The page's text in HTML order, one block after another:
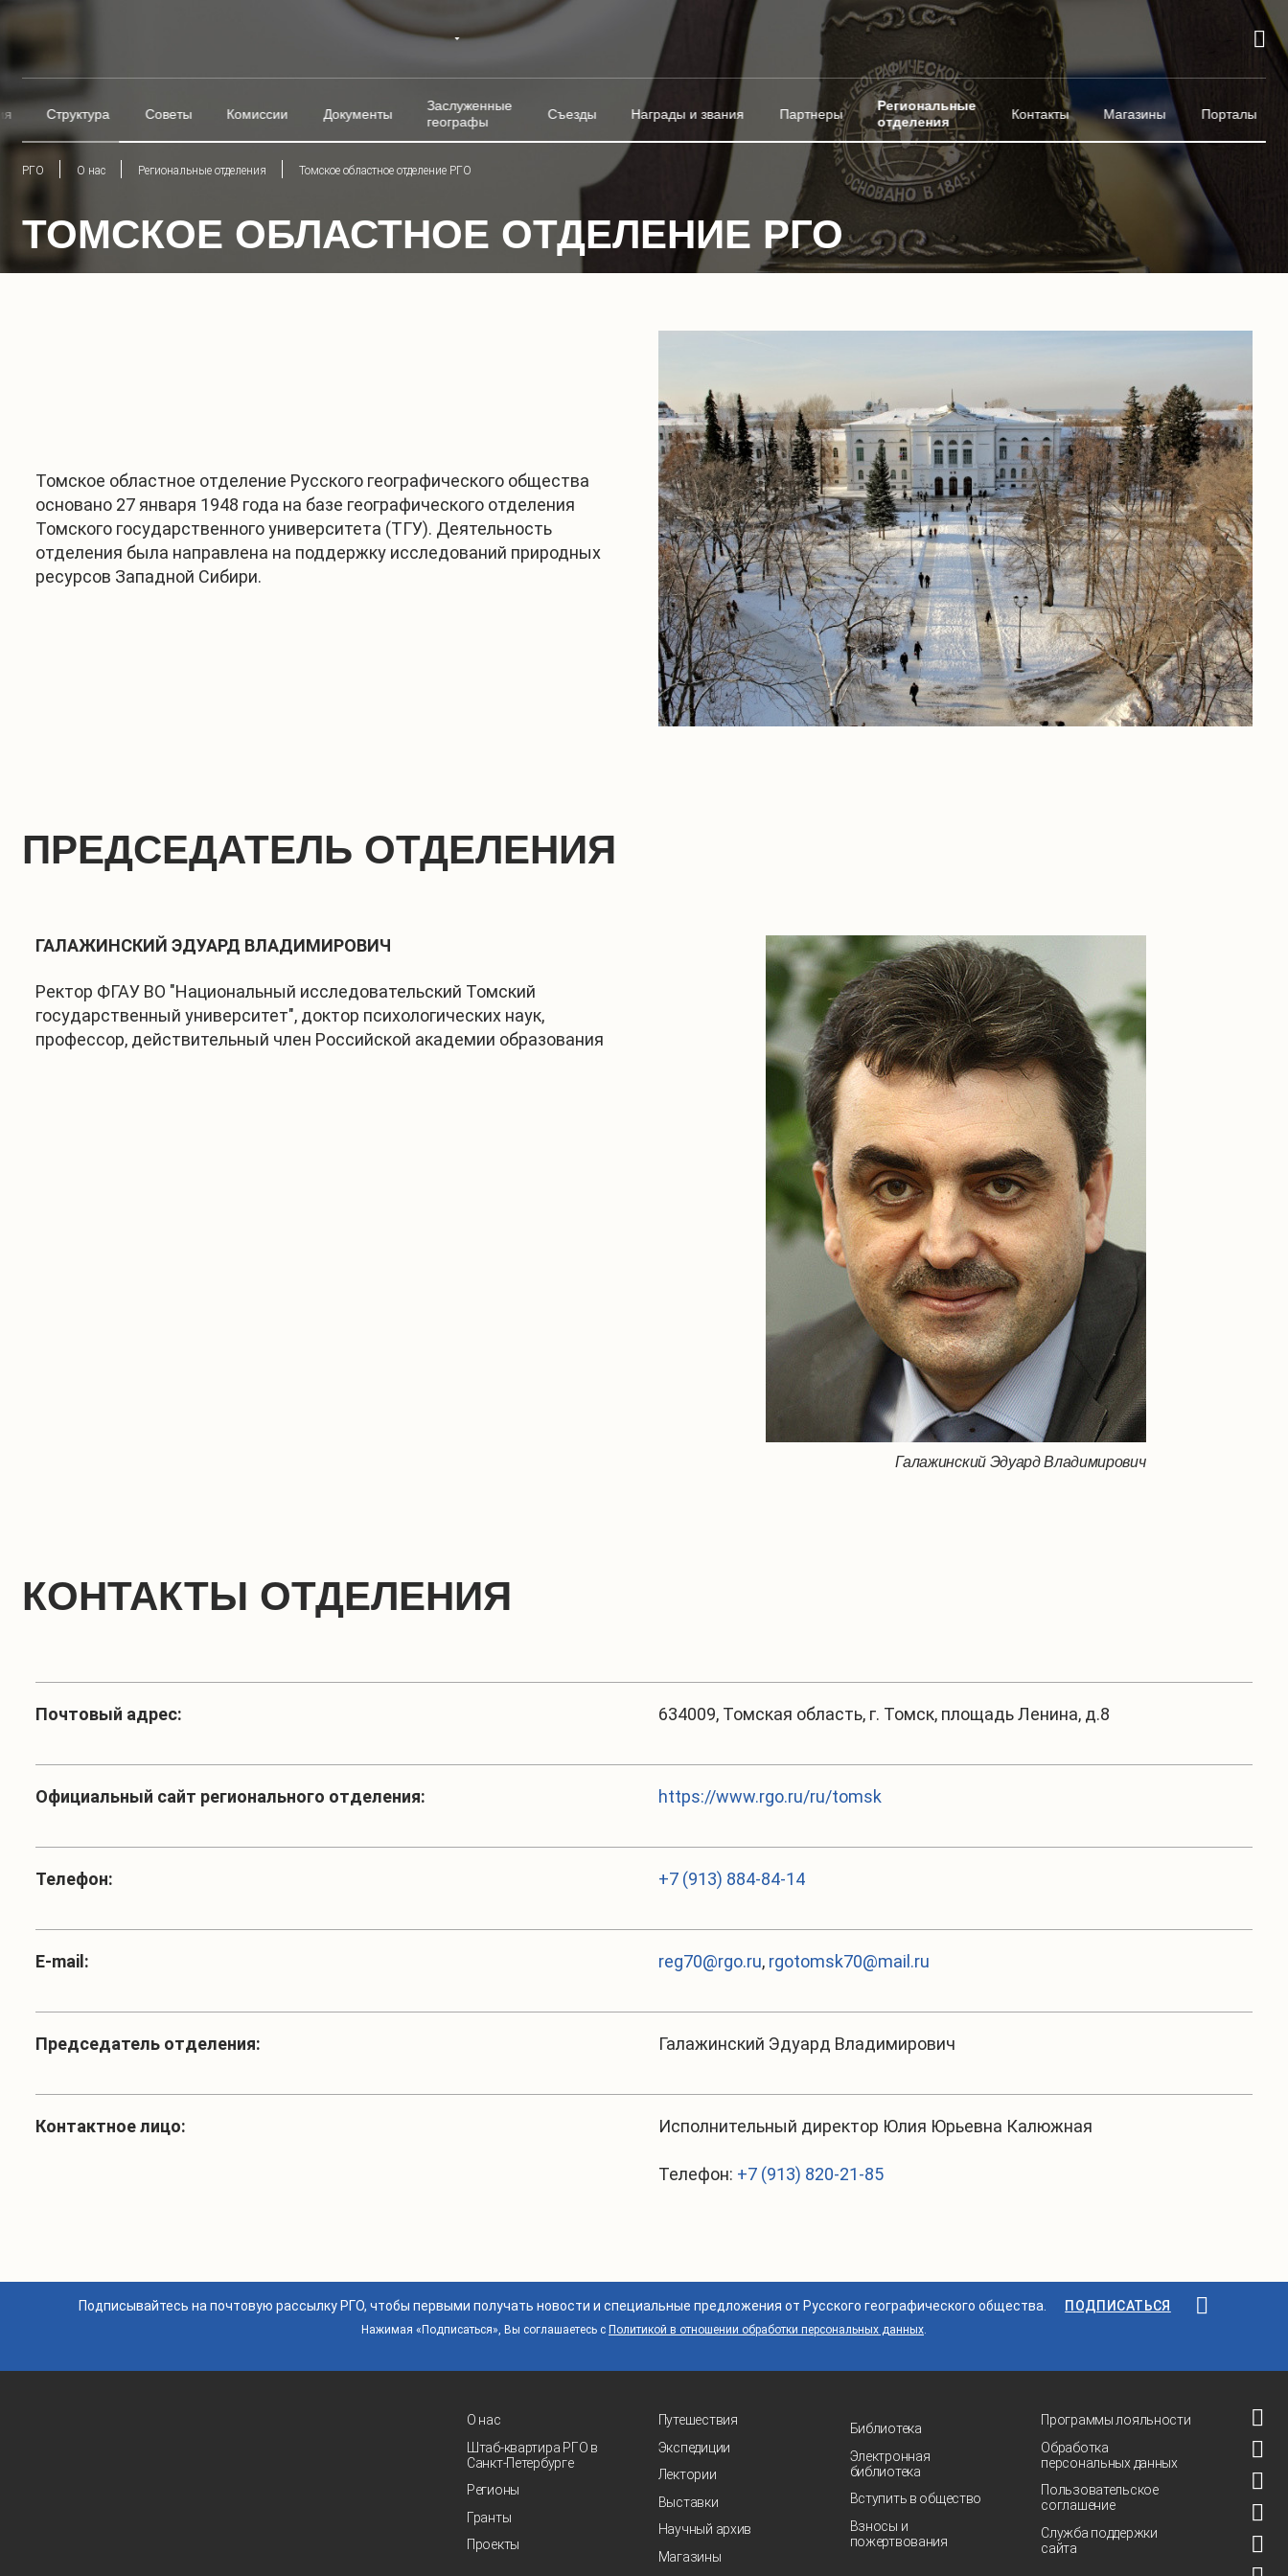
Структура Советы Комиссии Документы
Заслуженные
географы
Съезды Награды и звания Партнеры
Региональные
отделения
Контакты Магазины Порталы
РГО О нас Региональные отделения Томское областное отделение РГО
ТОМСКОЕ ОБЛАСТНОЕ ОТДЕЛЕНИЕ РГО
Томское областное отделение Русского географического общества
основано 27 января 1948 года на базе географического отделения
Томского государственного университета (ТГУ). Деятельность
отделения была направлена на поддержку исследований природных
ресурсов Западной Сибири.
ПРЕДСЕДАТЕЛЬ ОТДЕЛЕНИЯ
ГАЛАЖИНСКИЙ ЭДУАРД ВЛАДИМИРОВИЧ
Ректор ФГАУ ВО "Национальный исследовательский Томский
государственный университет", доктор психологических наук,
профессор, действительный член Российской академии образования
Галажинский Эдуард Владимирович
КОНТАКТЫ ОТДЕЛЕНИЯ
Почтовый адрес: 634009, Томская область, г. Томск, площадь Ленина, д.8
Официальный сайт регионального отделения: https://www.rgo.ru/ru/tomsk
Телефон: +7 (913) 884-84-14
Е-mail: reg70@rgo.ru, rgotomsk70@mail.ru
Председатель отделения: Галажинский Эдуард Владимирович
Контактное лицо: Исполнительный директор Юлия Юрьевна Калюжная
Телефон: +7 (913) 820-21-85
Подписывайтесь на почтовую рассылку РГО, чтобы первыми получать новости и специальные предложения от Русского географического общества. ПОДПИСАТЬСЯ
Нажимая «Подписаться», Вы соглашаетесь с Политикой в отношении обработки персональных данных.
О нас
Штаб-квартира РГО в
Санкт‑Петербурге
Регионы
Гранты
Проекты
Путешествия
Экспедиции
Лектории
Выставки
Научный архив
Магазины
Библиотека
Электронная
библиотека
Вступить в общество
Взносы и
пожертвования
Программы лояльности
Обработка
персональных данных
Пользовательское
соглашение
Служба поддержки
сайта